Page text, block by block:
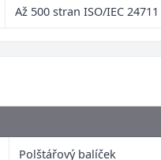
Až 500 stran ISO/IEC 24711
Polštářový balíček